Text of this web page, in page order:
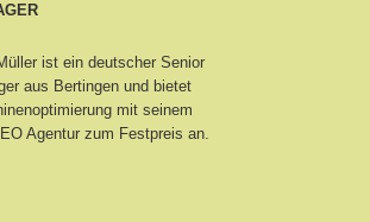
ist ein deutscher Senior
aus Bertingenund bietet
mit seinem
Agentur zum Festpreis an.